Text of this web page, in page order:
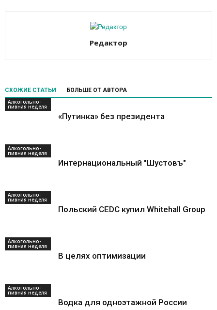
Редактор
СХОЖИЕ СТАТЬИ
БОЛЬШЕ ОТ АВТОРА
Алкогольно-
пивная неделя
«Путинка» без президента
Алкогольно-
пивная неделя
Интернациональный "Шустовъ"
Алкогольно-
пивная неделя
Польский CEDC купил Whitehall Group
Алкогольно-
пивная неделя
В целях оптимизации
Алкогольно-
пивная неделя
Водка для одноэтажной России